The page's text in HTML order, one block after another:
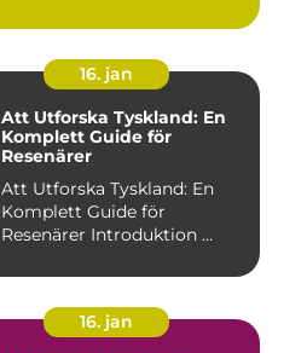
16. jan
Att Utforska Tyskland: En
Komplett Guide för
Resenärer
Att Utforska Tyskland: En
Komplett Guide för
Resenärer Introduktion ...
16. jan